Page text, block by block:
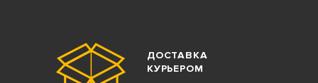
ДОСТАВКА
КУРЬЕРОМ